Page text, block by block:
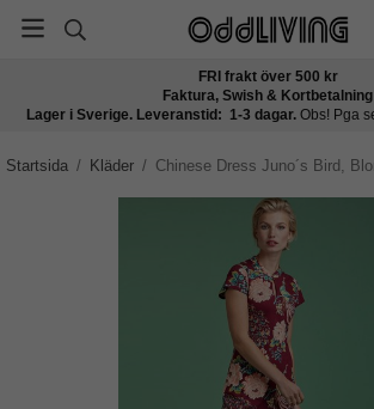
FRI frakt över 500 kr
Faktura, Swish & Kortbetalning
Lager i Sverige. Leveranstid: 1-3 dagar. Obs! Pga
Startsida / Kläder / Chinese Dress Juno´s Bird,